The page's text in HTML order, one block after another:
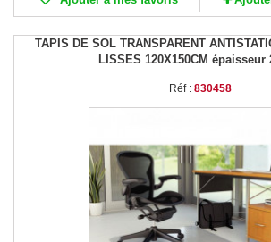
TAPIS DE SOL TRANSPARENT
LISSES 120X150CM épaisseur
Réf : 830458